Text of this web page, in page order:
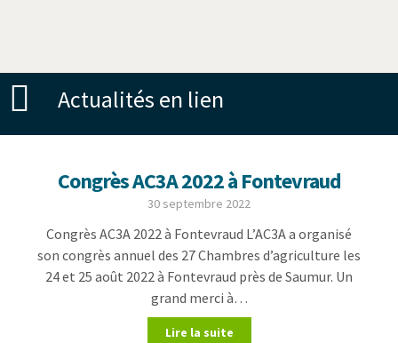
Actualités en lien
Congrès AC3A 2022 à Fontevraud
30 septembre 2022
Congrès AC3A 2022 à Fontevraud L’AC3A a organisé
son congrès annuel des 27 Chambres d’agriculture les
24 et 25 août 2022 à Fontevraud près de Saumur. Un
grand merci à…
Lire la suite